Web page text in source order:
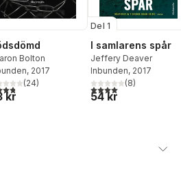
röster:
Bolton
, 2017
utav 5 stjärnor. Totalt antal röster:
(24)
kr
Del 1
I samlarens spår
Jeffery Deaver
Inbunden, 2017
4,0utav 5 stjärnor.
(8)
54 kr